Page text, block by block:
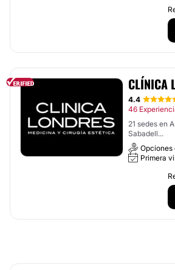
CLÍNICA
4.4
46
21 sedes en
Sabadell...
Opciones
Primera